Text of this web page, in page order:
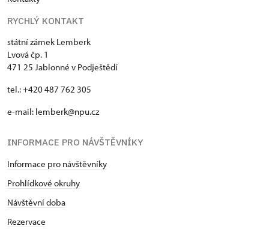
RYCHLÝ KONTAKT
státní zámek Lemberk
Lvová čp. 1
471 25 Jablonné v Podještědí
tel.: +420 487 762 305
e-mail: lemberk@npu.cz
INFORMACE PRO NÁVŠTĚVNÍKY
Informace pro návštěvníky
Prohlídkové okruhy
Návštěvní doba
Rezervace